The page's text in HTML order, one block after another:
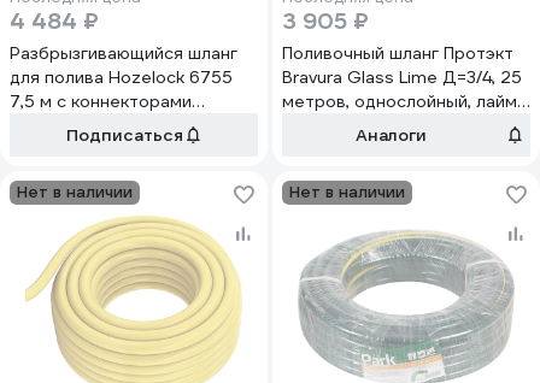
4 484 ₽
Разбрызгивающийся шланг
для полива Hozelock 6755
7,5 м с коннекторами
6755P3600Подписаться
3 905 ₽
Поливочный шланг Протэкт
Bravura Glass Lime Д=3/4, 25
метров, однослойный, лайм
Аналоги
Нет в наличии Нет в наличии